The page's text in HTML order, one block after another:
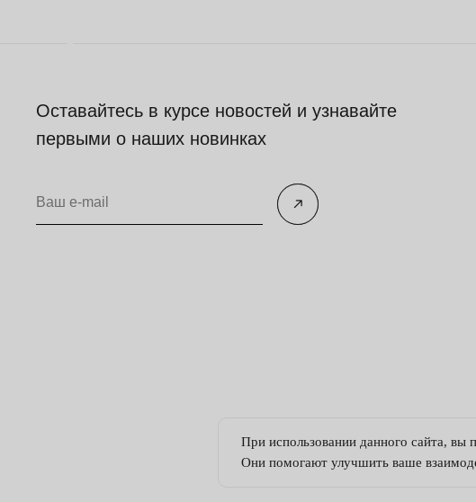
Оставайтесь в курсе новостей и узнавайте
первыми о наших новинках
При использовании данного сайта, вы
Они помогают улучшить ваше